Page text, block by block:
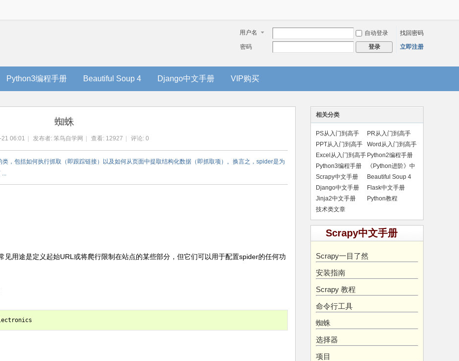
用户名 自动登录
找回密码
密码
登录 立即注册
Python3编程手册 Beautiful Soup 4 Django中文手册 VIP购买
蜘蛛
06:01 发布者: 笨鸟自学网 查看: 12927 评论: 0
，包括如何执行抓取（即跟踪链接）以及如何从页面中提取结构化数据（即抓取项）。换言之，spider是为
...
用途是定义起始URL或将爬行限制在站点的某些部分，但它们可以用于配置spider的任何功
相关分类
PS从入门到高手
PR从入门到高手
PPT从入门到高手
Word从入门到高手
Excel从入门到高手 Python2编程手册
Python3编程手册
《Python进阶》中
文版
Scrapy中文手册
Beautiful Soup 4
手册
Django中文手册
Flask中文手册
Jinja2中文手册
Python教程
技术类文章
Scrapy中文手册
Scrapy一目了然
安装指南
Scrapy 教程
命令行工具
蜘蛛
选择器
项目